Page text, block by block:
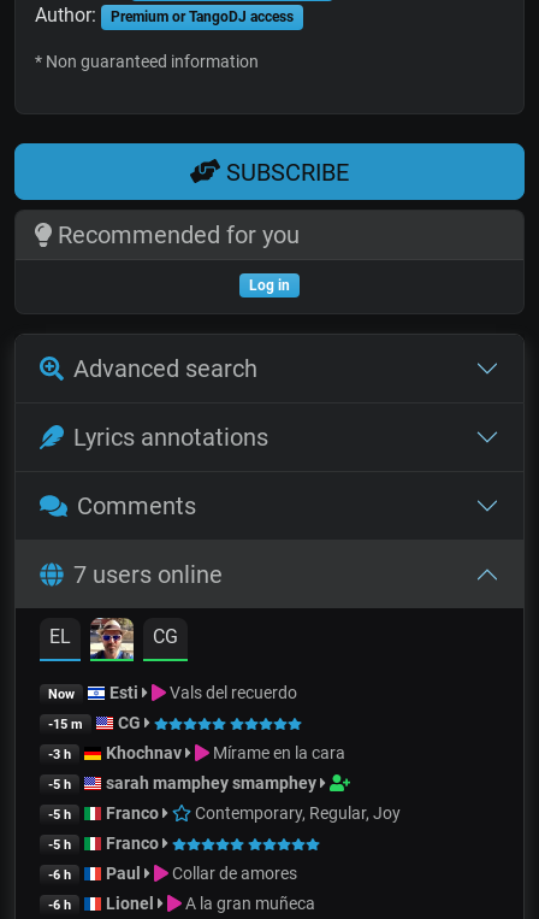
Author: Premium or TangoDJ access
* Non guaranteed information
SUBSCRIBE
Recommended for you
Log in
Advanced search
Lyrics annotations
Comments
7 users online
EL CG
Now Esti Vals del recuerdo
-15 m CG
-3 h Khochnav Mírame en la cara
-5 h sarah mamphey smamphey
-5 h Franco Contemporary, Regular, Joy
-5 h Franco
-6 h Paul Collar de amores
-6 h Lionel A la gran muñeca